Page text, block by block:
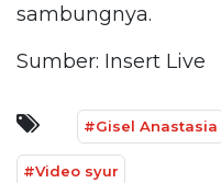
sambungnya.
Sumber: Insert Live
#Gisel Anastasia
#Video syur